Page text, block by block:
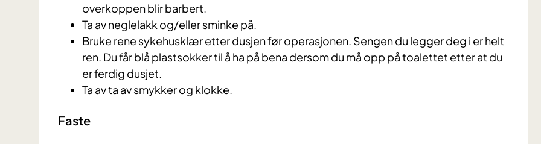
overkoppen blir barbert.
Ta av neglelakk og/eller sminke på.
Bruke rene sykehusklær etter dusjen før operasjonen. Sengen du legger deg i er helt
ren. Du får blå plastsokker til å ha på bena dersom du må opp på toalettet etter at du
er ferdig dusjet.
Ta av ta av smykker og klokke.
Faste